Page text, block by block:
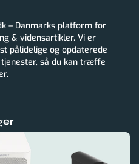
– Danmarks platform for
& vidensartikler. Vi er
pålidelige og opdaterede
så du kan træffe